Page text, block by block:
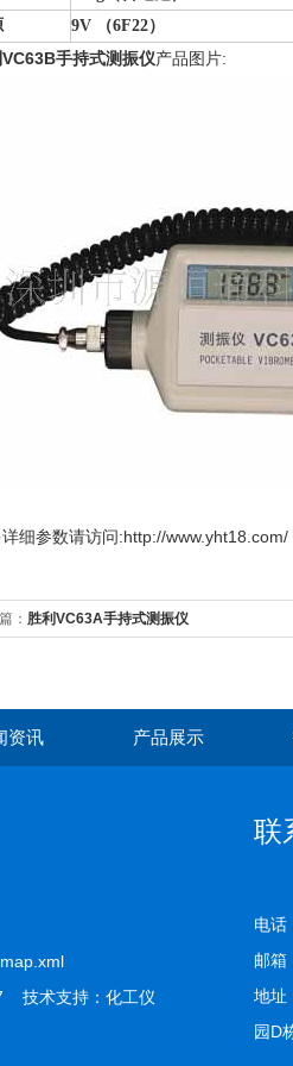
9V （6F22）
手持式测振仪产品图片:
详细参数请访问:http://www.yht18.com/
： 胜利VC63A手持式测振仪
资讯 产品展示
技术支持： 化工仪
联
电话
邮箱
地址
园D